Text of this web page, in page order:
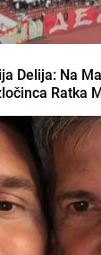
Delija: Na
Ratka